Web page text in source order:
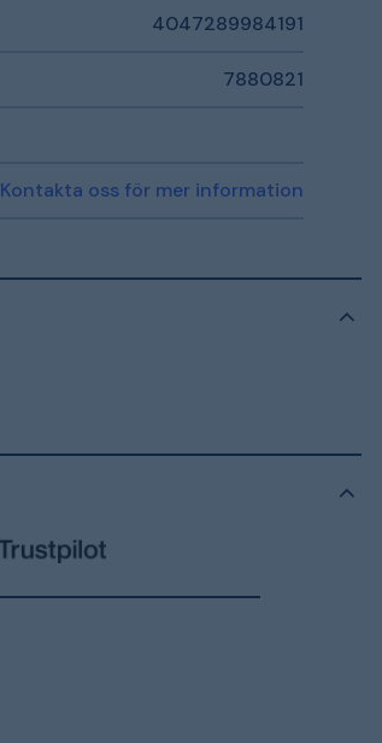
4047289984191
7880821
Kontakta oss för mer information